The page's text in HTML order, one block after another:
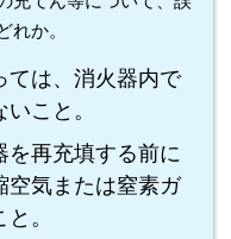
か。
ては、消火器内で
こと。
を再充填する前に
空気または窒素ガ
。